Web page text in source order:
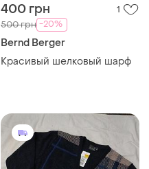
400 грн 1
500 грн -20%
Bernd Berger
Красивый шелковый шарф